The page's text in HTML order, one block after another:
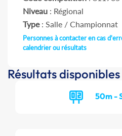
Niveau : Régional
Type: Salle / Championnat
Personnes à contacter en cas
calendrier ou résultats
Résultats disponibles
50m -